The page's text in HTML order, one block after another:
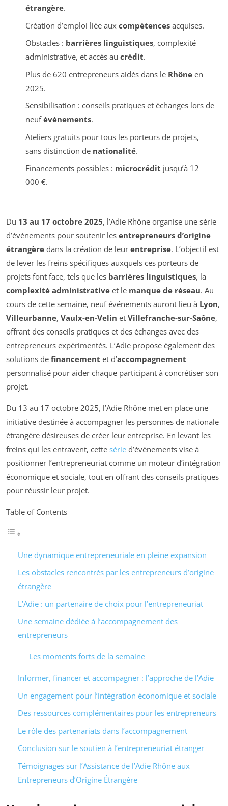
étrangère.
Création d’emploi liée aux compétencesacquises.
Obstacles : barrières linguistiques, complexité
administrative, et accès au crédit.
Plus de 620 entrepreneurs aidés dans le Rhôneen
2025.
Sensibilisation : conseils pratiques et échanges lors de
neufévénements.
Ateliers gratuits pour tous les porteurs de projets,
sans distinction de nationalité.
Financements possibles : microcrédit jusqu’à 12
000 €.
Du 13 au 17 octobre 2025, l’Adie Rhône organise une série
d’événements pour soutenir les entrepreneurs d’origine
étrangère dans la création de leur entreprise. L’objectif est
de lever les freins spécifiques auxquels ces porteurs de
projets font face, tels que les barrières linguistiques, la
complexité administrative et le manque de réseau. Au
cours de cette semaine, neuf événements auront lieu à Lyon,
Villeurbanne, Vaulx-en-Velin et Villefranche-sur-Saône,
offrant des conseils pratiques et des échanges avec des
entrepreneurs expérimentés. L’Adie propose également des
solutions de financement et d’accompagnement
personnalisé pour aider chaque participant à concrétiser son
projet.
Du 13 au 17 octobre 2025, l’Adie Rhône met en place une
initiative destinée à accompagner les personnes de nationale
étrangère désireuses de créer leur entreprise. En levant les
freins qui les entravent, cette série d’événements vise à
positionner l’entrepreneuriat comme un moteur d’intégration
économique et sociale, tout en offrant des conseils pratiques
pour réussir leur projet.
Table of Contents
Une dynamique entrepreneuriale en pleine expansion
Les obstacles rencontrés par les entrepreneurs d’origine
étrangère
L’Adie : un partenaire de choix pour l’entrepreneuriat
Une semaine dédiée à l’accompagnement des
entrepreneurs
Les moments forts de la semaine
Informer, financer et accompagner : l’approche de l’Adie
Un engagement pour l’intégration économique et sociale
Des ressources complémentaires pour les entrepreneurs
Le rôle des partenariats dans l’accompagnement
Conclusion sur le soutien à l’entrepreneuriat étranger
Témoignages sur l’Assistance de l’Adie Rhône aux
Entrepreneurs d’Origine Étrangère